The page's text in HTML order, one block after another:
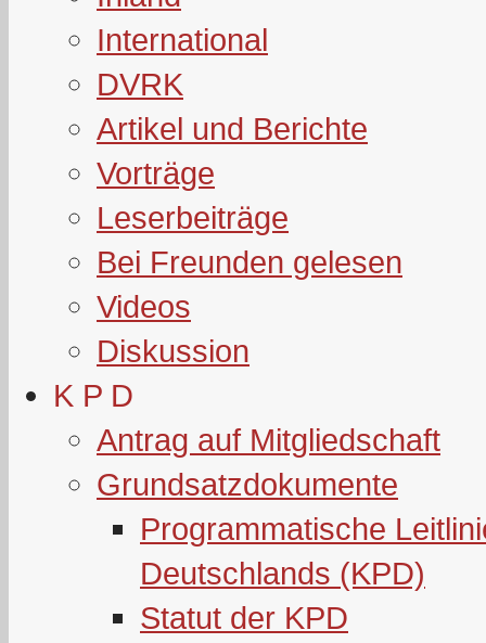
International
DVRK
Artikel und Berichte
Vorträge
Leserbeiträge
Bei Freunden gelesen
Videos
Diskussion
K P D
Antrag auf Mitgliedschaft
Grundsatzdokumente
Programmatische
Deutschlands (KPD)
Statut der KPD